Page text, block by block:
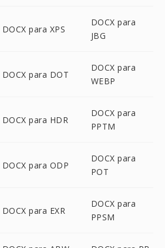
DOCX para XPS
DOCX para
JBG
DOCX para DOT
DOCX para
WEBP
DOCX para HDR
DOCX para
PPTM
DOCX para ODP
DOCX para
POT
DOCX para EXR
DOCX para
PPSM